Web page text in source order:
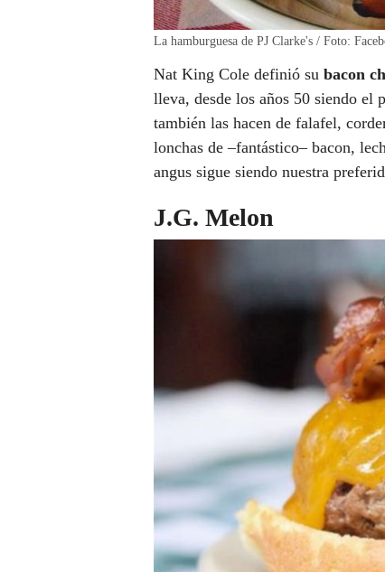
La hamburguesa de PJ Clarke's / Foto:
Nat King Cole definió su bacon
lleva, desde los años 50 siendo el
también las hacen de falafel,
lonchas de –fantástico– bacon,
angus sigue siendo nuestra
J.G. Melon